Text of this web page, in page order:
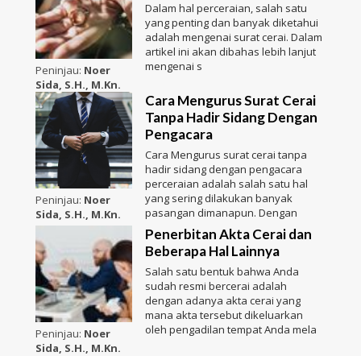
Peninjau: Noer
Sida, S.H., M.Kn.
Dalam hal perceraian, salah satu
yang penting dan banyak diketahui
adalah mengenai surat cerai. Dalam
artikel ini akan dibahas lebih lanjut
mengenai s
Peninjau: Noer
Sida, S.H., M.Kn.
Cara Mengurus Surat Cerai
Tanpa Hadir Sidang Dengan
Pengacara
Cara Mengurus surat cerai tanpa
hadir sidang dengan pengacara
perceraian adalah salah satu hal
yang sering dilakukan banyak
pasangan dimanapun. Dengan
Peninjau: Noer
Sida, S.H., M.Kn.
Penerbitan Akta Cerai dan
Beberapa Hal Lainnya
Salah satu bentuk bahwa Anda
sudah resmi bercerai adalah
dengan adanya akta cerai yang
mana akta tersebut dikeluarkan
oleh pengadilan tempat Anda mela